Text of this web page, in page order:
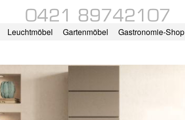
Leuchtmöbel Gartenmöbel Gastronomie-Shop